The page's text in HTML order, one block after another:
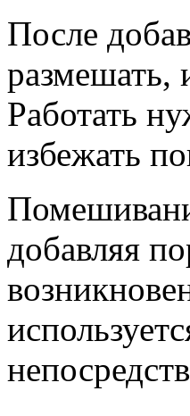
После
размешать,
Работать
избежать
добавляя